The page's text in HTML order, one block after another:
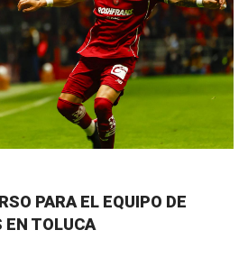
PARA EL EQUIPO DE
EN TOLUCA